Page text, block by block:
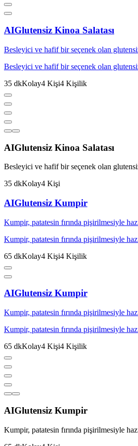
AIGlutensiz Kinoa Salatası
Besleyici ve hafif bir seçenek olan
Besleyici ve hafif bir seçenek olan
35 dkKolay4 Kişi4 Kişilik
AIGlutensiz Kinoa Salatası
Besleyici ve hafif bir seçenek olan
35 dkKolay4 Kişi
AIGlutensiz Kumpir
Kumpir, patatesin fırında pişirilmesiyle
Kumpir, patatesin fırında pişirilmesiyle
65 dkKolay4 Kişi4 Kişilik
AIGlutensiz Kumpir
Kumpir, patatesin fırında pişirilmesiyle
Kumpir, patatesin fırında pişirilmesiyle
65 dkKolay4 Kişi4 Kişilik
AIGlutensiz Kumpir
Kumpir, patatesin fırında pişirilmesiyle